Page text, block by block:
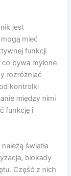
jest
mieć
funkcji
bywa mylone
rozróżniać
kontrolki
między nimi
funkcję i
światła
blokady
Część z nich